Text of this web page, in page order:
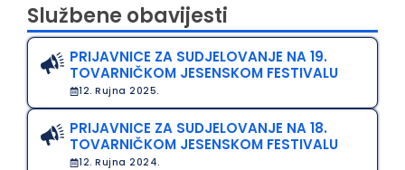
Službene obavijesti
PRIJAVNICE ZA SUDJELOVANJE NA 19.
TOVARNIČKOM JESENSKOM FESTIVALU
12. Rujna 2025.
PRIJAVNICE ZA SUDJELOVANJE NA 18.
TOVARNIČKOM JESENSKOM FESTIVALU
12. Rujna 2024.